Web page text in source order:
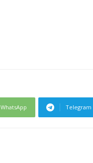
WhatsApp Telegram